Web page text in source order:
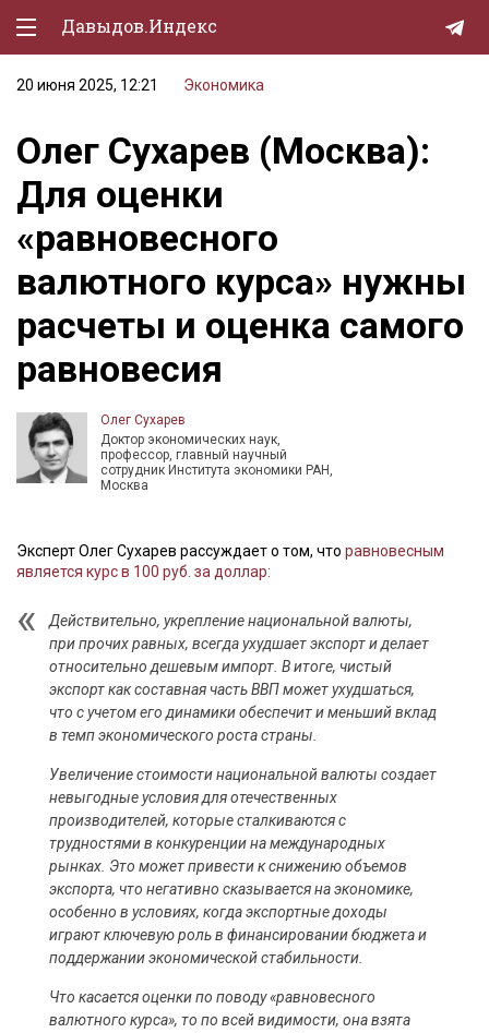
Давыдов.Индекс
Политическая жизнь
Экономика
Природа
Образование
Спорт
Культура
Lifestyle
Мурзилка
20 июня 2025, 12:21 Экономика
Олег Сухарев (Москва):
Для оценки
«равновесного
валютного курса» нужны
расчеты и оценка самого
равновесия
Олег Сухарев
Доктор экономических наук,
профессор, главный научный
сотрудник Института экономики РАН,
Москва
Эксперт Олег Сухарев рассуждает о том, что равновесным
является курс в 100 руб. за доллар:
Действительно, укрепление национальной валюты,
при прочих равных, всегда ухудшает экспорт и делает
относительно дешевым импорт. В итоге, чистый
экспорт как составная часть ВВП может ухудшаться,
что с учетом его динамики обеспечит и меньший вклад
в темп экономического роста страны.
Увеличение стоимости национальной валюты создает
невыгодные условия для отечественных
производителей, которые сталкиваются с
трудностями в конкуренции на международных
рынках. Это может привести к снижению объемов
экспорта, что негативно сказывается на экономике,
особенно в условиях, когда экспортные доходы
играют ключевую роль в финансировании бюджета и
поддержании экономической стабильности.
Что касается оценки по поводу «равновесного
валютного курса», то по всей видимости, она взята